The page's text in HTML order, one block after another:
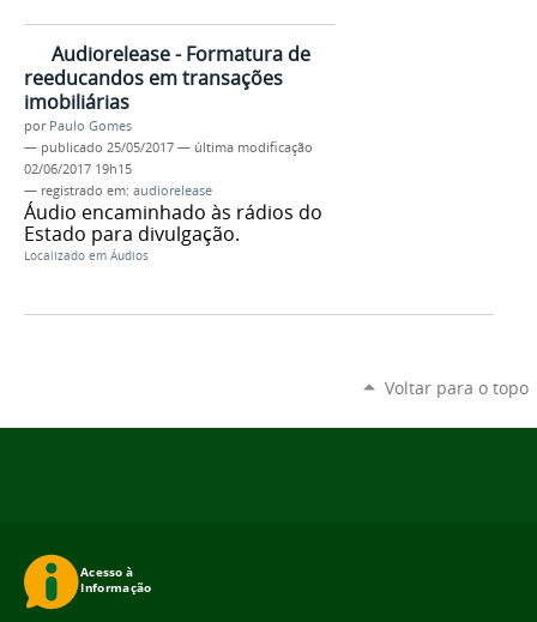
Audiorelease - Formatura de
reeducandos em transações
imobiliárias
por Paulo Gomes
— publicado 25/05/2017 — última modificação
02/06/2017 19h15
— registrado em: audiorelease
Áudio encaminhado às rádios do
Estado para divulgação.
Localizado em Áudios
Voltar para o topo